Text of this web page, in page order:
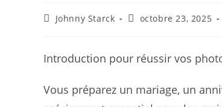
Auteur/autrice
publication :
Johnny Starck
Publication
octobre 23, 2025
Introduction pour réussir vos
Vous préparez un mariage, un